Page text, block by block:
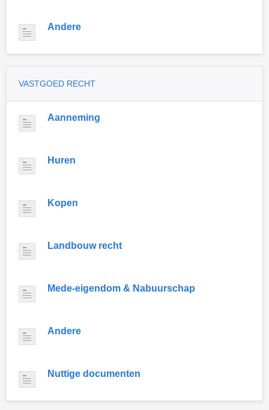
Andere
VASTGOED RECHT
Aanneming
Huren
Kopen
Landbouw recht
Mede-eigendom & Nabuurschap
Andere
Nuttige documenten